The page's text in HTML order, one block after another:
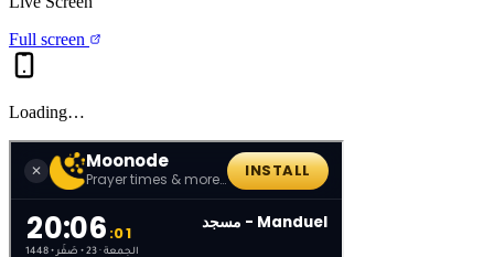
Full screen
Loading…